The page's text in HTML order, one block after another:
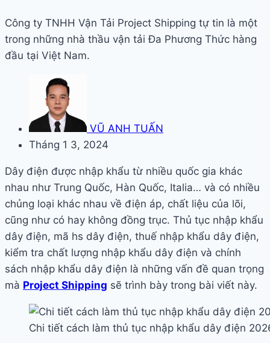
Công ty TNHH Vận Tải Project Shipping tự tin là một
trong những nhà thầu vận tải Đa Phương Thức hàng
đầu tại Việt Nam.
VŨ ANH TUẤN
Tháng 1 3, 2024
Dây điện được nhập khẩu từ nhiều quốc gia khác
nhau như Trung Quốc, Hàn Quốc, Italia… và có nhiều
chủng loại khác nhau về điện áp, chất liệu của lõi,
cũng như có hay không đồng trục. Thủ tục nhập khẩu
dây điện, mã hs dây điện, thuế nhập khẩu dây điện,
kiểm tra chất lượng nhập khẩu dây điện và chính
sách nhập khẩu dây điện là những vấn đề quan trọng
mà Project Shipping sẽ trình bày trong bài viết này.
Chi tiết cách làm thủ tục nhập khẩu dây điện